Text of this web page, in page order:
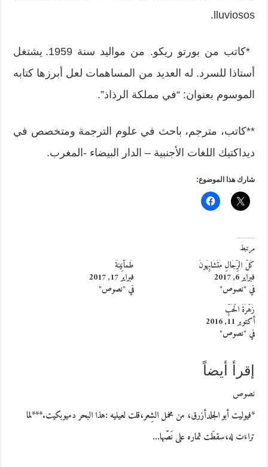
lluviosos.
*كاتب من بورتو ريكو. من مواليد سنة 1959. يشتغل
أستاذا للسرد. له العديد من المساهمات لعل أبرزها كتابه
الموسوم بعنوان: “في مملكة الرذاذ”.
**كاتب، مترجم، باحث في علوم الترجمة ومتخصص في
ديداكتيك اللغات الأجنبية – الدار البيضاء -المغرب.
شارك هذا الموضوع:
مرتبط
كُلُّ الرِّجَالِ مُتَشَابِهُونَ
فبراير 6, 2017
في "نصوص"
طُمَأْنِينَةٌ
فبراير 17, 2017
في "نصوص"
زَهْرَةُ الْحُبِّ
أكتوبر 11, 2016
في "نصوص"
إقرأ أيضاً
نصوص
*فيوليت أبو الجلدأزرق، من مخمل الشِعر،قلت لعينيه :هذا البحر دميوبكيت.***لما
تراءَت له،سقطَت ثماره على نَصّها…